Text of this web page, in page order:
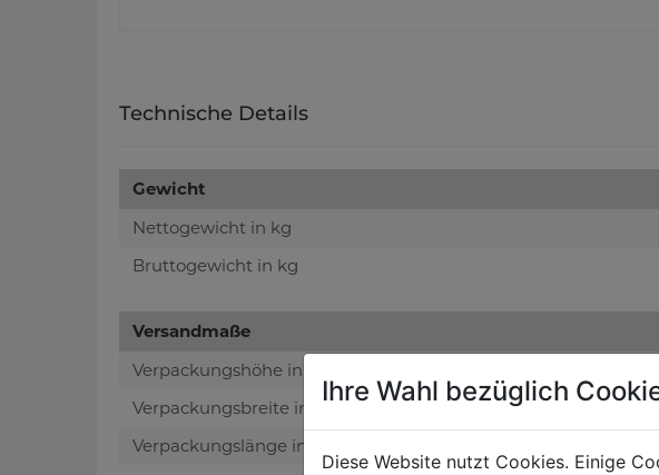
Technische Details
Gewicht
Nettogewicht in kg
Bruttogewicht in kg
Versandmaße
Verpackungshöhe in mm
Verpackungsbreite in mm
Verpackungslänge in mm
Ihre Wahl bezüglich
Diese Website nutzt Cookies. Einige